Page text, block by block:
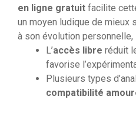
en ligne gratuit facilite
un moyen ludique de mieux
à son évolution personnelle,
L’accès libre réduit
favorise
Plusieurs types
compatibilité